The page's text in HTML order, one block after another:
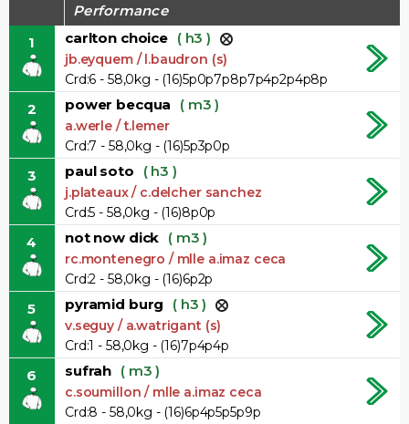
Performance
1
carlton choice ( h3 )
jb.eyquem / l.baudron (s)
Crd:6 - 58,0kg - (16)5p0p7p8p7p4p2p4p8p
2 power becqua ( m3 )
a.werle / t.lemer
Crd:7 - 58,0kg - (16)5p3p0p
3 paul soto ( h3 )
j.plateaux / c.delcher sanchez
Crd:5 - 58,0kg - (16)8p0p
4 not now dick ( m3 )
rc.montenegro / mlle a.imaz ceca
Crd:2 - 58,0kg - (16)6p2p
5 pyramid burg ( h3 )
v.seguy / a.watrigant (s)
Crd:1 - 58,0kg - (16)7p4p4p
6 sufrah ( m3 )
c.soumillon / mlle a.imaz ceca
Crd:8 - 58,0kg - (16)6p4p5p5p9p